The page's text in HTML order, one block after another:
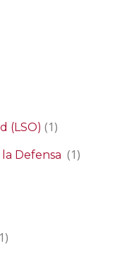
(LSO) (1)
Defensa (1)